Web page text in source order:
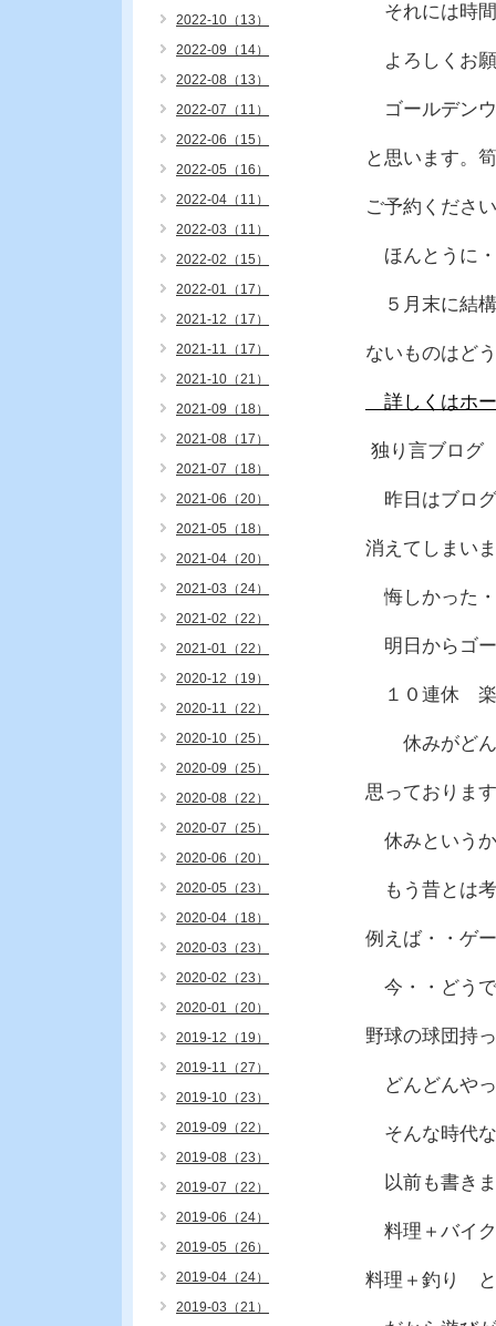
それには時
よろしくお
ゴールデン
と思います。
ご予約くださ
ほんとうに
５月末に結
ないものはど
詳しくはホ
独り言ブログ
昨日はブロ
消えてしまい
悔しかった
明日からゴ
１０連休 楽
休みがどん
思っておりま
休みという
もう昔とは
例えば・・ゲ
今・・どう
野球の球団持
どんどんや
そんな時代
以前も書き
料理＋バイ
料理＋釣り と
2022-10（13）
2022-09（14）
2022-08（13）
2022-07（11）
2022-06（15）
2022-05（16）
2022-04（11）
2022-03（11）
2022-02（15）
2022-01（17）
2021-12（17）
2021-11（17）
2021-10（21）
2021-09（18）
2021-08（17）
2021-07（18）
2021-06（20）
2021-05（18）
2021-04（20）
2021-03（24）
2021-02（22）
2021-01（22）
2020-12（19）
2020-11（22）
2020-10（25）
2020-09（25）
2020-08（22）
2020-07（25）
2020-06（20）
2020-05（23）
2020-04（18）
2020-03（23）
2020-02（23）
2020-01（20）
2019-12（19）
2019-11（27）
2019-10（23）
2019-09（22）
2019-08（23）
2019-07（22）
2019-06（24）
2019-05（26）
2019-04（24）
2019-03（21）